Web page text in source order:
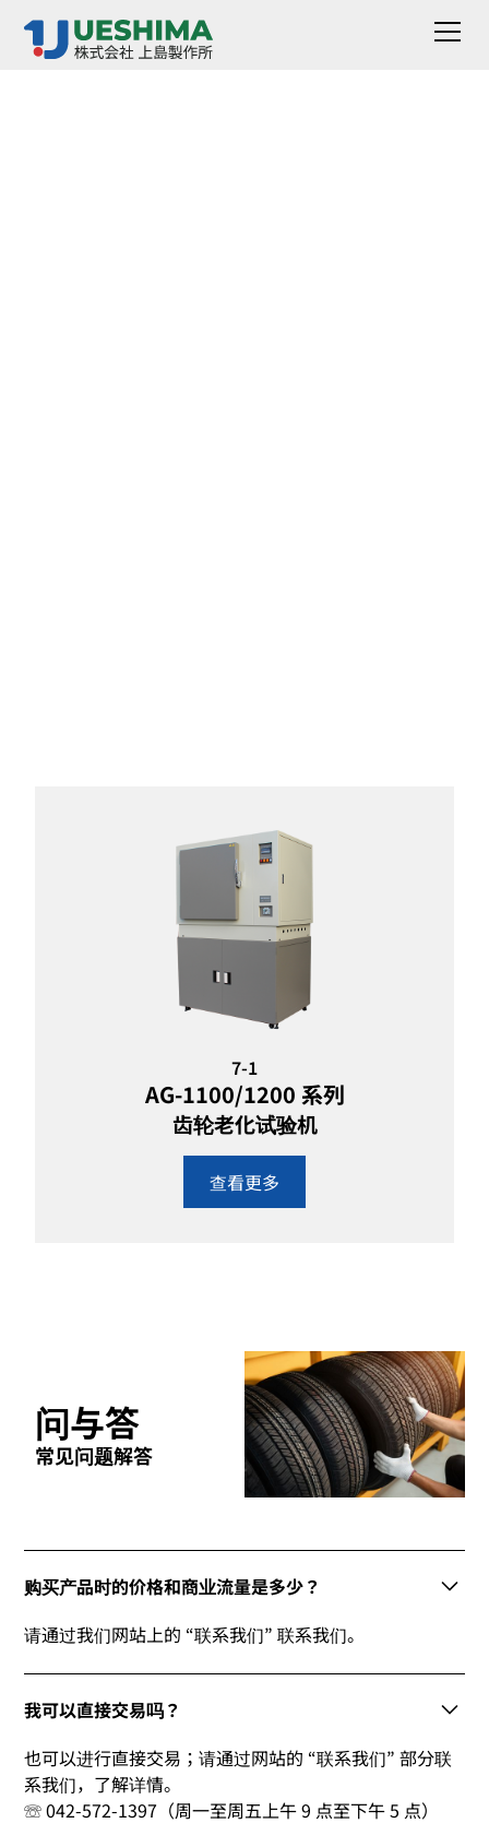
7-1
AG-1100/1200 系列
齿轮老化试验机
查看更多
问与答
常见问题解答
购买产品时的价格和商业流量是多少？
请通过我们网站上的 “联系我们” 联系我们。
我可以直接交易吗？
也可以进行直接交易；请通过网站的 “联系我们” 部分联
系我们，了解详情。
☏ 042-572-1397（周一至周五上午 9 点至下午 5 点）